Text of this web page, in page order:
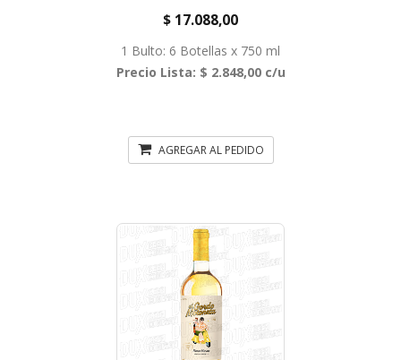
$ 17.088,00
1 Bulto: 6 Botellas x 750 ml
Precio Lista: $ 2.848,00 c/u
AGREGAR AL PEDIDO